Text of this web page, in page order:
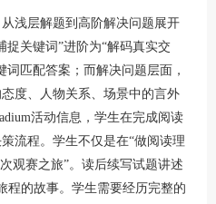
层解题到高阶解决问题展开
捉关键词”进阶为“解码真实交
词匹配答案；而解决问题层面，
度、人物关系、场景中的言外
活动信息，学生在完成阅读
流程。学生不仅是在“做阅读理
观赛之旅”。读后续写试题讲述
程的故事。学生需要经历完整的